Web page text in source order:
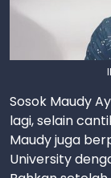
Sosok Maudy
lagi, selain
Maudy juga
University